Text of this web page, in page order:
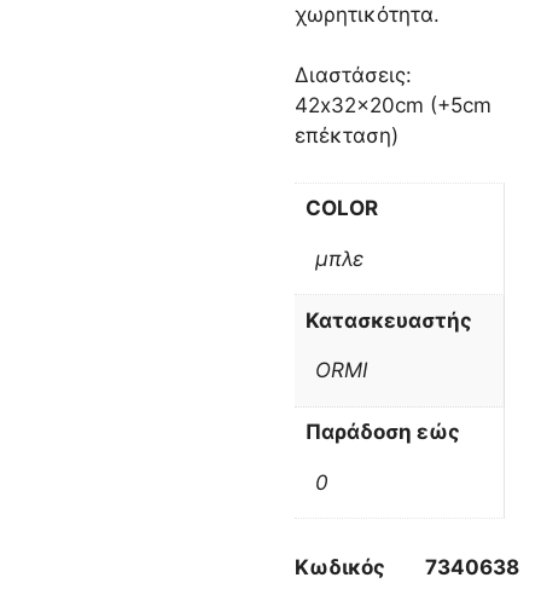
χωρητικότητα.
Διαστάσεις:
42x32x20cm (+5cm
επέκταση)
COLOR
μπλε
Κατασκευαστής
ORMI
Παράδοση εώς
0
Κωδικός
7340638